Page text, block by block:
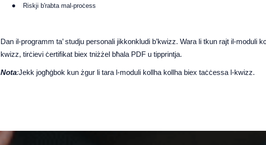
Riskji b'rabta mal-proċess
Dan il-programm ta’ studju personali jikkonkludi b’kwizz. Wara li tkun rajt il-moduli
kwizz, tirċievi ċertifikat biex tniżżel bħala PDF u tipprintja.
Nota:Jekk jogħġbok kun żgur li tara l-moduli kollha kollha biex taċċessa l-kwizz.